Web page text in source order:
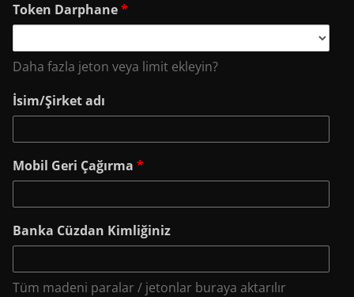
Token Darphane*
Daha fazla jeton veya limit ekleyin?
İsim/Şirket adı
Mobil Geri Çağırma *
Banka Cüzdan Kimliğiniz
Tüm madeni paralar / jetonlar buraya aktarılır